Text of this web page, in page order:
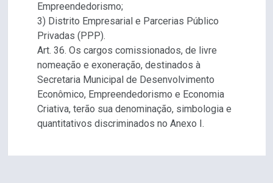
Empreendedorismo;
3) Distrito Empresarial e Parcerias Público
Privadas (PPP).
Art. 36. Os cargos comissionados, de livre
nomeação e exoneração, destinados à
Secretaria Municipal de Desenvolvimento
Econômico, Empreendedorismo e Economia
Criativa, terão sua denominação, simbologia e
quantitativos discriminados no Anexo I.